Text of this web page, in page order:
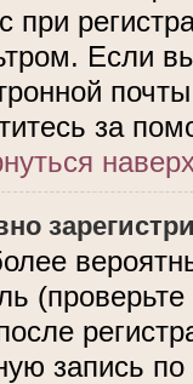
при
Если
за
запись